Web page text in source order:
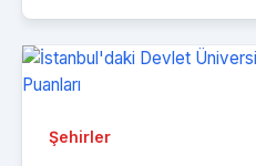
Şehirler